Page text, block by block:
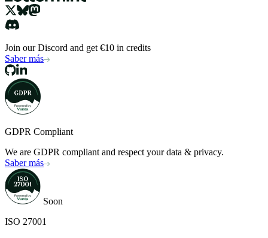
Join our Discord and get €10 in credits
Saber más
GDPR Compliant
We are GDPR compliant and respect your data & privacy.
Saber más
Soon
ISO 27001